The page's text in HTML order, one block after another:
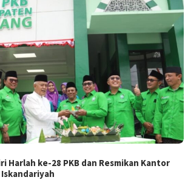
Harlah ke-28 PKB dan Resmikan Kantor
Iskandariyah